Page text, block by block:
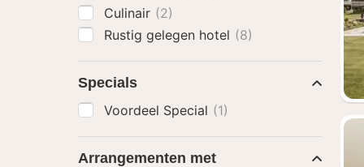
Culinair (2)
Rustig gelegen hotel (8)
Specials
Voordeel Special (1)
Arrangementen met